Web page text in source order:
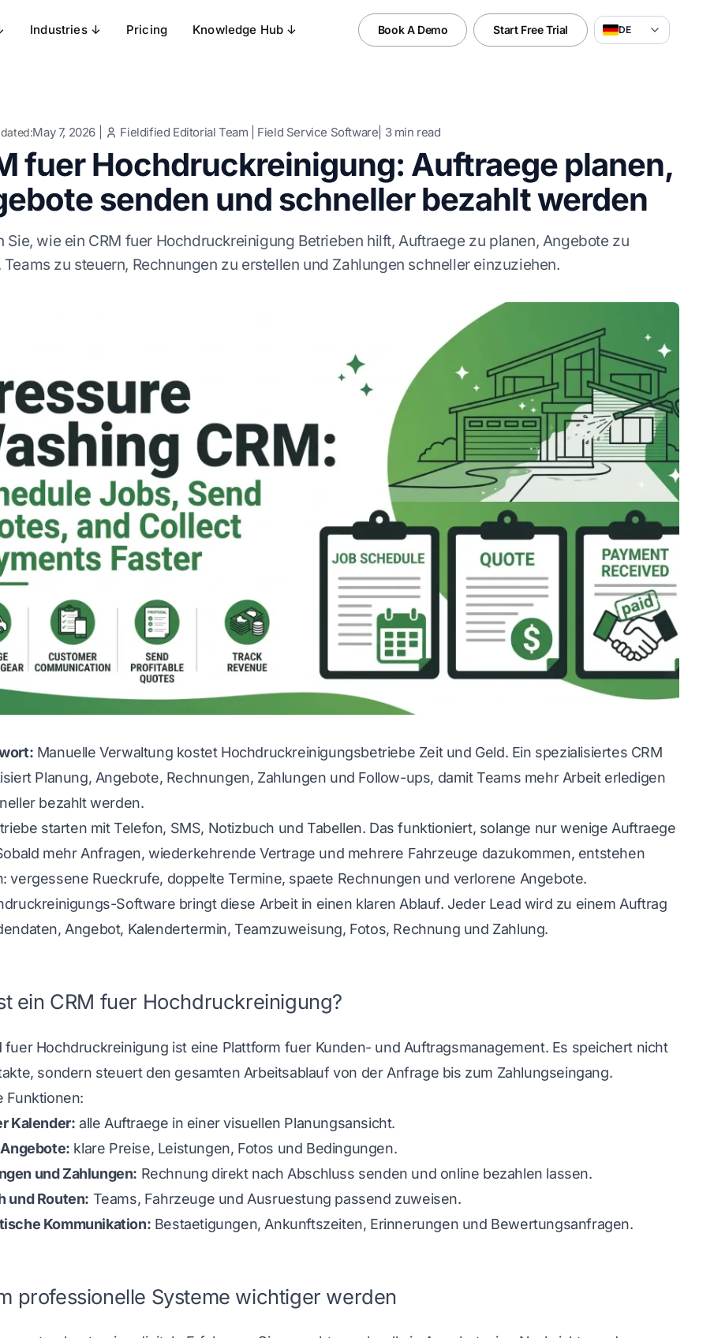
Industries ↓ Pricing Knowledge Hub ↓ Book A Demo Start Free Trial DE
May 7, 2026 Fieldified Editorial Team Field Service Software 3min read
fuer Hochdruckreinigung: Auftraege planen,
senden und schneller bezahlt werden
Sie, wie ein CRM fuer Hochdruckreinigung Betrieben hilft, Auftraege zu planen, Angebote zu
Teams zu steuern, Rechnungen zu erstellen und Zahlungen schneller einzuziehen.
Manuelle Verwaltung kostet Hochdruckreinigungsbetriebe Zeit und Geld. Ein spezialisiertes CRM
Planung, Angebote, Rechnungen, Zahlungen und Follow-ups, damit Teams mehr Arbeit erledigen
bezahlt werden.
starten mit Telefon, SMS, Notizbuch und Tabellen. Das funktioniert, solange nur wenige Auftraege
mehr Anfragen, wiederkehrende Vertrage und mehrere Fahrzeuge dazukommen, entstehen
vergessene Rueckrufe, doppelte Termine, spaete Rechnungen und verlorene Angebote.
Software bringt diese Arbeit in einen klaren Ablauf. Jeder Lead wird zu einem Auftrag
Angebot, Kalendertermin, Teamzuweisung, Fotos, Rechnung und Zahlung.
ein CRM fuer Hochdruckreinigung?
fuer Hochdruckreinigung ist eine Plattform fuer Kunden- und Auftragsmanagement. Es speichert nicht
sondern steuert den gesamten Arbeitsablauf von der Anfrage bis zum Zahlungseingang.
Funktionen:
Kalender: alle Auftraege in einer visuellen Planungsansicht.
klare Preise, Leistungen, Fotos und Bedingungen.
und Zahlungen: Rechnung direkt nach Abschluss senden und online bezahlen lassen.
und Routen: Teams, Fahrzeuge und Ausruestung passend zuweisen.
Kommunikation: Bestaetigungen, Ankunftszeiten, Erinnerungen und Bewertungsanfragen.
professionelle Systeme wichtiger werden